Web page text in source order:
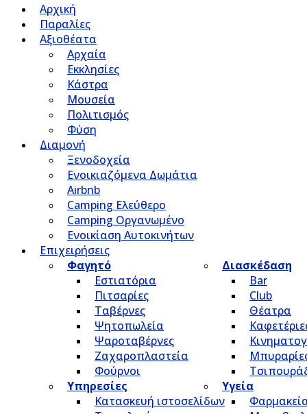
Αρχική
Παραλίες
Αξιοθέατα
Αρχαία
Εκκλησίες
Κάστρα
Μουσεία
Πολιτισμός
Φύση
Διαμονή
Ξενοδοχεία
Ενοικιαζόμενα Δωμάτια
Airbnb
Camping Ελεύθερο
Camping Οργανωμένο
Ενοικίαση Αυτοκινήτων
Επιχειρήσεις
Φαγητό
Εστιατόρια
Πιτσαρίες
Ταβέρνες
Ψητοπωλεία
Ψαροταβέρνες
Ζαχαροπλαστεία
Φούρνοι
Διασκέδαση
Bar
Club
Θέατρα
Υπηρεσίες
Κατασκευή ιστοσελίδων
Υγεία